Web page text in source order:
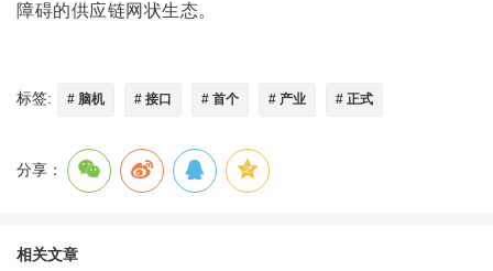
障碍的供应链网状生态。
标签: # 脑机 # 接口 # 首个 # 产业 # 正式
分享：
相关文章